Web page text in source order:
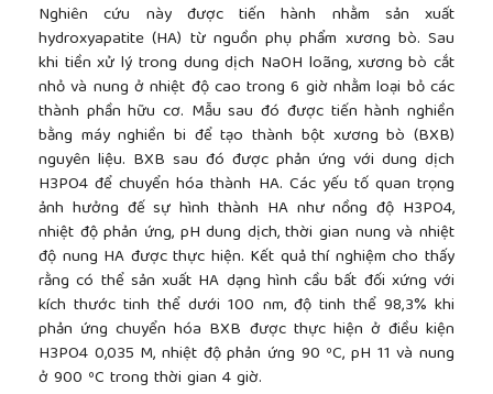
Nghiên cứu này được tiến hành nhằm sản xuất
hydroxyapatite (HA) từ nguồn phụ phẩm xương bò. Sau
khi tiền xử lý trong dung dịch NaOH loãng, xương bò cắt
nhỏ và nung ở nhiệt độ cao trong 6 giờ nhằm loại bỏ các
thành phần hữu cơ. Mẫu sau đó được tiến hành nghiền
bằng máy nghiền bi để tạo thành bột xương bò (BXB)
nguyên liệu. BXB sau đó được phản ứng với dung dịch
H3PO4 để chuyển hóa thành HA. Các yếu tố quan trọng
ảnh hưởng đế sự hình thành HA như nồng độ H3PO4,
nhiệt độ phản ứng, pH dung dịch, thời gian nung và nhiệt
độ nung HA được thực hiện. Kết quả thí nghiệm cho thấy
rằng có thể sản xuất HA dạng hình cầu bất đối xứng với
kích thước tinh thể dưới 100 nm, độ tinh thể 98,3% khi
phản ứng chuyển hóa BXB được thực hiện ở điều kiện
H3PO4 0,035 M, nhiệt độ phản ứng 90 ºC, pH 11 và nung
ở 900 ºC trong thời gian 4 giờ.